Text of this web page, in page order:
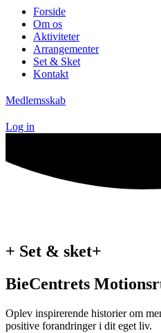
Forside
Om os
Aktiviteter
Arrangementer
Set & Sket
Kontakt
Medlemsskab
Log in
+ Set & sket+
BieCentrets
Oplev inspirerende historier om
positive forandringer i dit eget liv.